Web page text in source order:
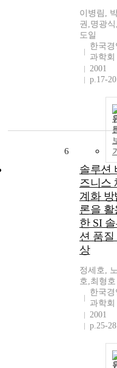
이병림,
권,명광
도일
한국경
과학회
2001
p.17-20
6
솔루션
즈니스
계화 방
론을 활
한 SI
션 품질
상
정세호,
호,최형호
한국경
과학회
2001
p.25-28